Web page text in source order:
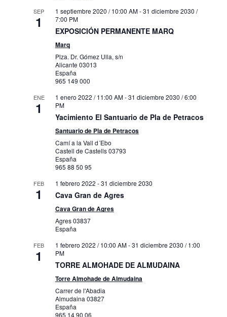
SEP
1
1 septiembre 2020 / 10:00 AM-31 diciembre 2030 /
7:00 PM
EXPOSICIÓN PERMANENTE MARQ
Marq
Plza. Dr. Gómez Ulla, s/n
Alicante 03013
España
965 149 000
ENE
1
1 enero 2022 / 11:00 AM-31 diciembre 2030 / 6:00
PM
Yacimiento El Santuario de Pla de Petracos
Santuario de Pla de Petracos
Camí a la Vall d´Ebo
Castell de Castells03793
España
965 88 50 95
FEB
1
1 febrero 2022 -31 diciembre 2030
Cava Gran de Agres
Cava Gran de Agres
Agres03837
España
FEB
1
1 febrero 2022 / 10:00 AM-31 diciembre 2030 / 1:00
PM
TORRE ALMOHADE DE ALMUDAINA
Torre Almohade de Almudaina
Carrer de l'Abadia
Almudaina 03827
España
965 14 90 06